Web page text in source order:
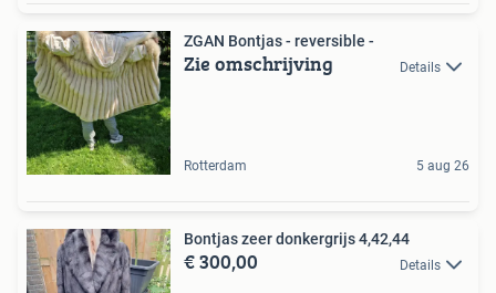
ZGAN Bontjas - reversible -
Zie omschrijving Details
Rotterdam 5 aug 26
Bontjas zeer donkergrijs 4,42,44
€ 300,00 Details